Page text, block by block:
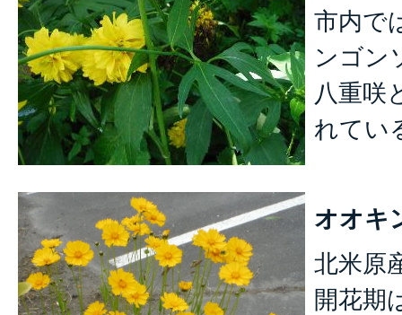
市内で
ンゴン
八重咲
れてい
オオキ
北米原
開花期